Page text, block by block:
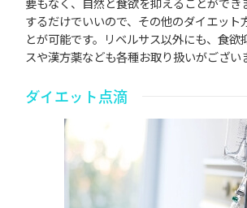
するだけでいいので、その他のダイエット
とが可能です。リベルサス以外にも、食欲
スや漢方薬なども各種お取り扱いがござい
ダイエット点滴